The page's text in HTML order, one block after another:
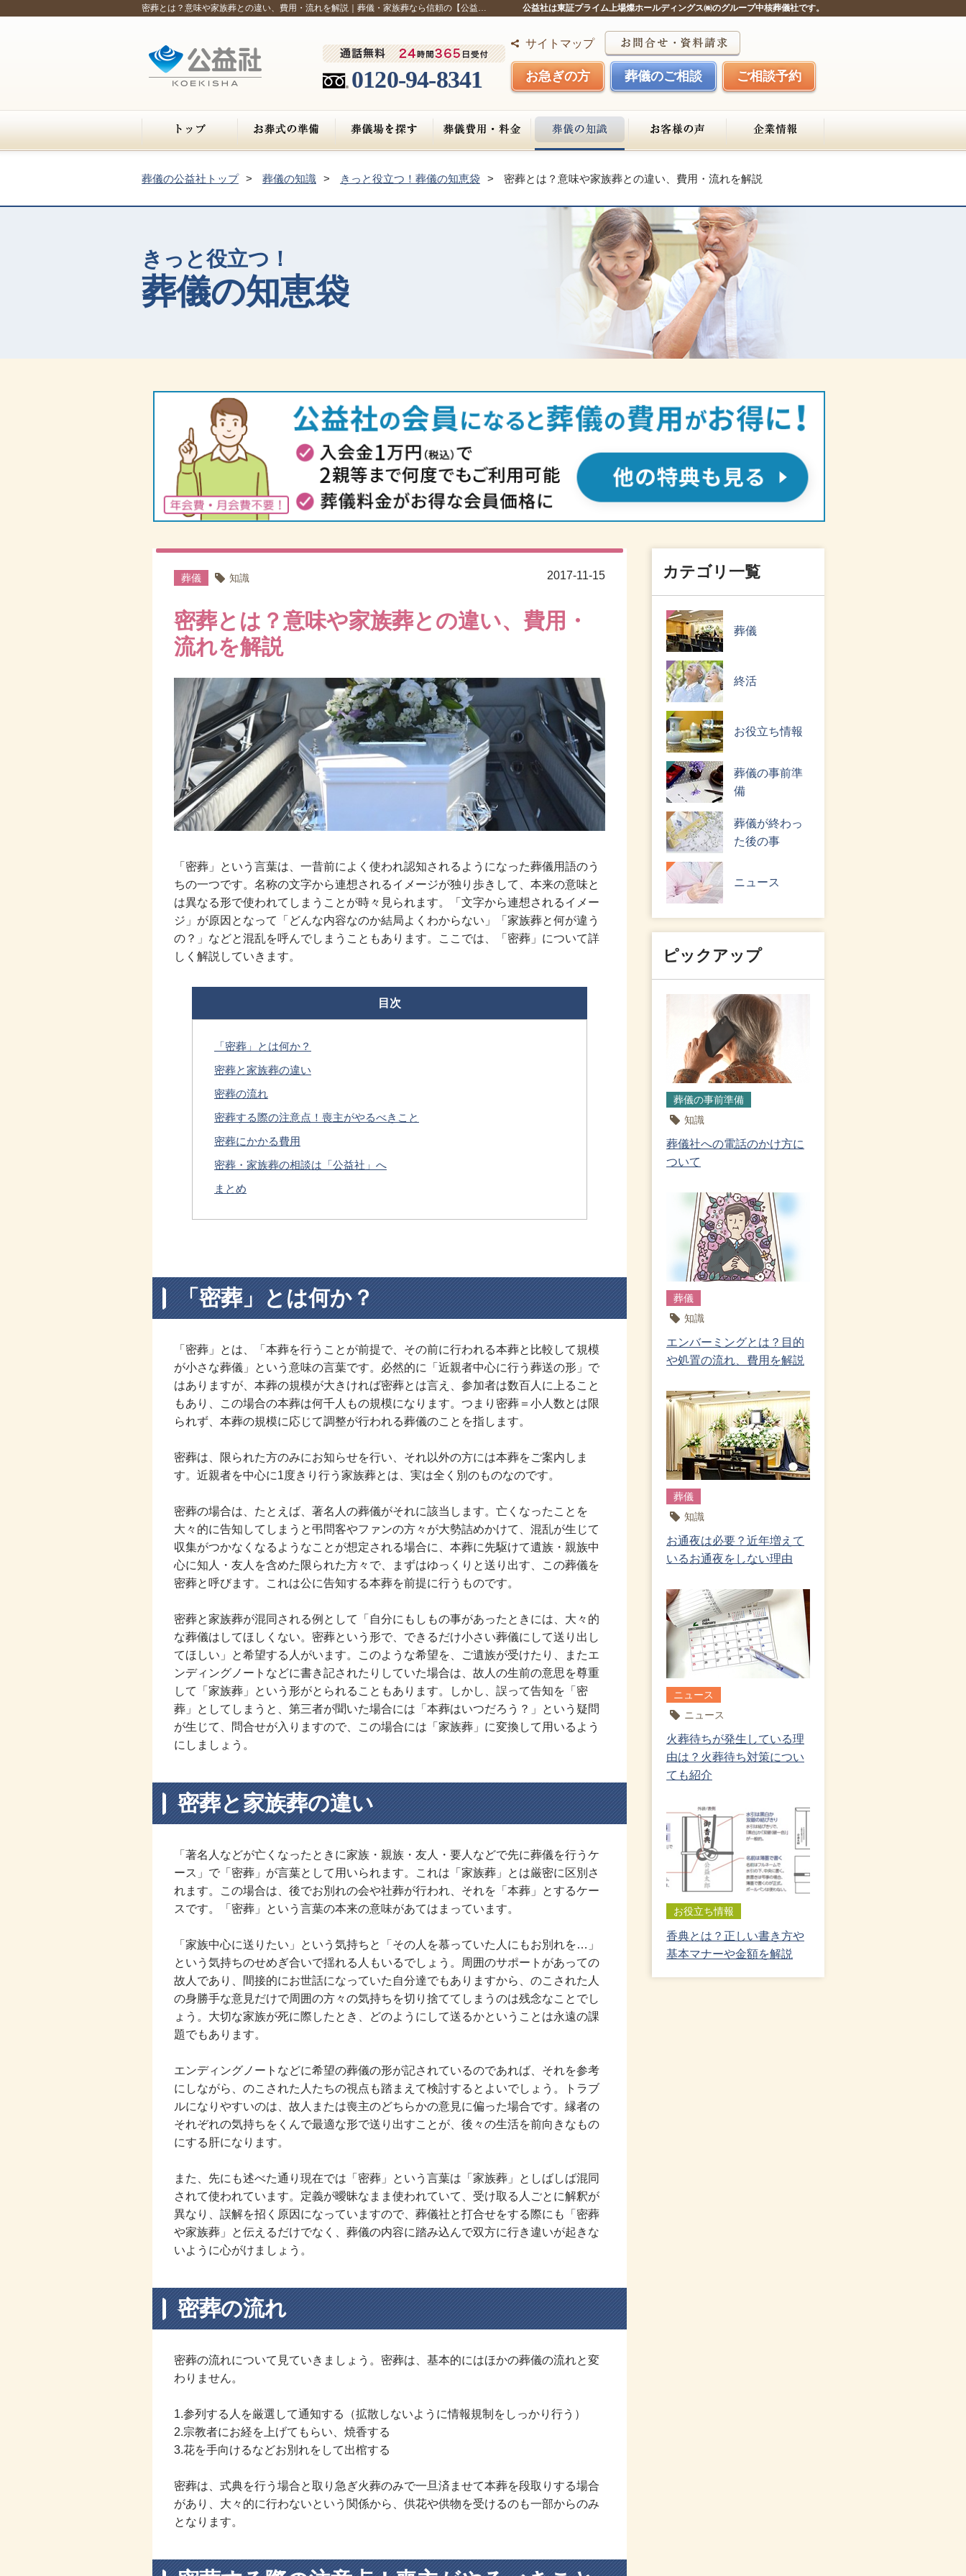
密葬とは？意味や家族葬との違い、費用・流れを解説｜葬儀・家族葬なら信頼の【公益… 公益社は東証プライム上場燦ホールディングス㈱のグループ中核葬儀社です。
サイトマップ
お急ぎの方 葬儀のご相談 ご相談予約
0120-94-8341
葬儀の公益社トップ 葬儀の知識 きっと役立つ！葬儀の知恵袋 密葬とは？意味や家族葬との違い、費用・流れを解説
きっと役立つ！
葬儀の知恵袋
葬儀 知識 2017-11-15
密葬とは？意味や家族葬との違い、費用・
流れを解説
「密葬」という言葉は、一昔前によく使われ認知されるようになった葬儀用語のう
ちの一つです。名称の文字から連想されるイメージが独り歩きして、本来の意味と
は異なる形で使われてしまうことが時々見られます。「文字から連想されるイメー
ジ」が原因となって「どんな内容なのか結局よくわからない」「家族葬と何が違う
の？」などと混乱を呼んでしまうこともあります。ここでは、「密葬」について詳
しく解説していきます。
目次
「密葬」とは何か？
密葬と家族葬の違い
密葬の流れ
密葬する際の注意点！喪主がやるべきこと
密葬にかかる費用
密葬・家族葬の相談は「公益社」へ
まとめ
「密葬」とは何か？
「密葬」とは、「本葬を行うことが前提で、その前に行われる本葬と比較して規模
が小さな葬儀」という意味の言葉です。必然的に「近親者中心に行う葬送の形」で
はありますが、本葬の規模が大きければ密葬とは言え、参加者は数百人に上ること
もあり、この場合の本葬は何千人もの規模になります。つまり密葬＝小人数とは限
られず、本葬の規模に応じて調整が行われる葬儀のことを指します。
密葬は、限られた方のみにお知らせを行い、それ以外の方には本葬をご案内しま
す。近親者を中心に1度きり行う家族葬とは、実は全く別のものなのです。
密葬の場合は、たとえば、著名人の葬儀がそれに該当します。亡くなったことを
大々的に告知してしまうと弔問客やファンの方々が大勢詰めかけて、混乱が生じて
収集がつかなくなるようなことが想定される場合に、本葬に先駆けて遺族・親族中
心に知人・友人を含めた限られた方々で、まずはゆっくりと送り出す、この葬儀を
密葬と呼びます。これは公に告知する本葬を前提に行うものです。
密葬と家族葬が混同される例として「自分にもしもの事があったときには、大々的
な葬儀はしてほしくない。密葬という形で、できるだけ小さい葬儀にして送り出し
てほしい」と希望する人がいます。このような希望を、ご遺族が受けたり、またエ
ンディングノートなどに書き記されたりしていた場合は、故人の生前の意思を尊重
して「家族葬」という形がとられることもあります。しかし、誤って告知を「密
葬」としてしまうと、第三者が聞いた場合には「本葬はいつだろう？」という疑問
が生じて、問合せが入りますので、この場合には「家族葬」に変換して用いるよう
にしましょう。
密葬と家族葬の違い
「著名人などが亡くなったときに家族・親族・友人・要人などで先に葬儀を行うケ
ース」で「密葬」が言葉として用いられます。これは「家族葬」とは厳密に区別さ
れます。この場合は、後でお別れの会や社葬が行われ、それを「本葬」とするケー
スです。「密葬」という言葉の本来の意味があてはまっています。
「家族中心に送りたい」という気持ちと「その人を慕っていた人にもお別れを…」
という気持ちのせめぎ合いで揺れる人もいるでしょう。周囲のサポートがあっての
故人であり、間接的にお世話になっていた自分達でもありますから、のこされた人
の身勝手な意見だけで周囲の方々の気持ちを切り捨ててしまうのは残念なことでし
ょう。大切な家族が死に際したとき、どのようにして送るかということは永遠の課
題でもあります。
エンディングノートなどに希望の葬儀の形が記されているのであれば、それを参考
にしながら、のこされた人たちの視点も踏まえて検討するとよいでしょう。トラブ
ルになりやすいのは、故人または喪主のどちらかの意見に偏った場合です。縁者の
それぞれの気持ちをくんで最適な形で送り出すことが、後々の生活を前向きなもの
にする肝になります。
また、先にも述べた通り現在では「密葬」という言葉は「家族葬」としばしば混同
されて使われています。定義が曖昧なまま使われていて、受け取る人ごとに解釈が
異なり、誤解を招く原因になっていますので、葬儀社と打合せをする際にも「密葬
や家族葬」と伝えるだけでなく、葬儀の内容に踏み込んで双方に行き違いが起きな
いように心がけましょう。
密葬の流れ
密葬の流れについて見ていきましょう。密葬は、基本的にはほかの葬儀の流れと変
わりません。
1.参列する人を厳選して通知する（拡散しないように情報規制をしっかり行う）
2.宗教者にお経を上げてもらい、焼香する
3.花を手向けるなどお別れをして出棺する
密葬は、式典を行う場合と取り急ぎ火葬のみで一旦済ませて本葬を段取りする場合
があり、大々的に行わないという関係から、供花や供物を受けるのも一部からのみ
となります。
カテゴリ一覧
葬儀
終活
お役立ち情報
葬儀の事前準
備
葬儀が終わっ
た後の事
ニュース
ピックアップ
葬儀の事前準備
知識
葬儀社への電話のかけ方に
ついて
葬儀
知識
エンバーミングとは？目的
や処置の流れ、費用を解説
葬儀
知識
お通夜は必要？近年増えて
いるお通夜をしない理由
ニュース
ニュース
火葬待ちが発生している理
由は？火葬待ち対策につい
ても紹介
お役立ち情報
香典とは？正しい書き方や
基本マナーや金額を解説